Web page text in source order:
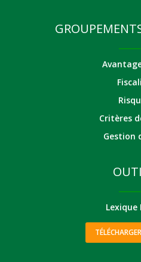
Critères
Gestion
Lexique